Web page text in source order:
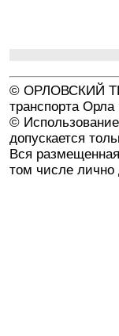
© ОРЛОВСКИЙ
транспорта Орла
©
допускается
Вся
том числе